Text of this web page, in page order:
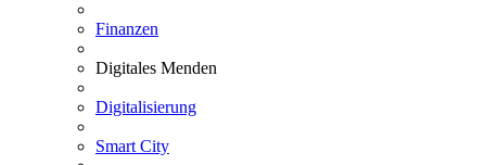
Finanzen
Digitales Menden
Digitalisierung
Smart City